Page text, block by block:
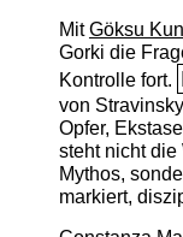
MitGöksu
Gorki die
Kontrolle fort.
von
Opfer,
steht nicht
Mythos,
markiert,